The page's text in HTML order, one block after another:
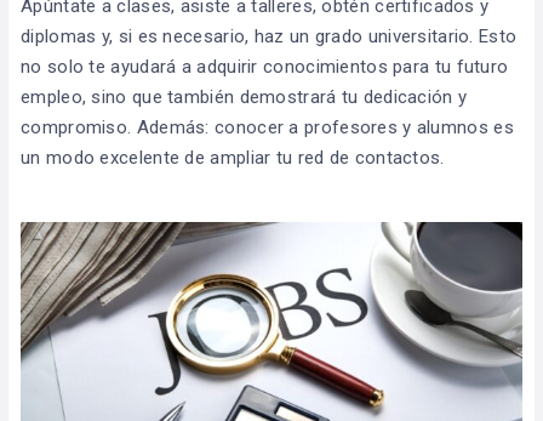
Apúntate a clases, asiste a talleres, obtén certificados y
diplomas y, si es necesario, haz un grado universitario. Esto
no solo te ayudará a adquirir conocimientos para tu futuro
empleo, sino que también demostrará tu dedicación y
compromiso. Además: conocer a profesores y alumnos es
un modo excelente de ampliar tu red de contactos.